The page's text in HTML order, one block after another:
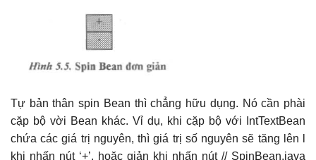
Tự bản thân spin Bean thì chẳng hữu dụng. Nó cần phài
cặp bộ vời Bean khác. Vỉ dụ, khi cặp bộ với IntTextBean
chứa các giá trị nguyên, thì giá trị số nguyên sẽ tăng lên l
khi nhấn nút ‘+’, hoặc giản khi nhấn nút // SpinBean.java